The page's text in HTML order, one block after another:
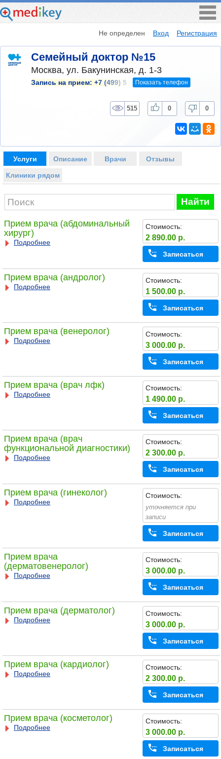
Не определен Вход Регистрация
Семейный доктор №15
Москва, ул. Бакунинская, д. 1-3
Запись на прием: +7 (499) 5 Показать телефон
515 0 0
Услуги Описание Врачи Отзывы
Клиники рядом
Найти
Прием врача (абдоминальный
хирург)
Подробнее
Стоимость:
2 890.00 р.
Записаться
Прием врача (андролог)
Подробнее
Стоимость:
1 500.00 р.
Записаться
Прием врача (венеролог)
Подробнее
Стоимость:
3 000.00 р.
Записаться
Прием врача (врач лфк)
Подробнее
Стоимость:
1 490.00 р.
Записаться
Прием врача (врач
функциональной диагностики)
Подробнее
Стоимость:
2 300.00 р.
Записаться
Прием врача (гинеколог)
Подробнее
Стоимость:
уточняется при
записи
Записаться
Прием врача
(дерматовенеролог)
Подробнее
Стоимость:
3 000.00 р.
Записаться
Прием врача (дерматолог)
Подробнее
Стоимость:
3 000.00 р.
Записаться
Прием врача (кардиолог)
Подробнее
Стоимость:
2 300.00 р.
Записаться
Прием врача (косметолог)
Подробнее
Стоимость:
3 000.00 р.
Записаться